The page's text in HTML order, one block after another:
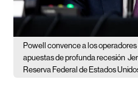
Powell convence a los
apuestas de profunda recesión
Reserva Federal de Estados